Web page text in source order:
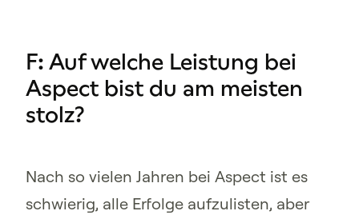
F: Auf welche Leistung bei
Aspect bist du am meisten
stolz?
Nach so vielen Jahren bei Aspect ist es
schwierig, alle Erfolge aufzulisten, aber